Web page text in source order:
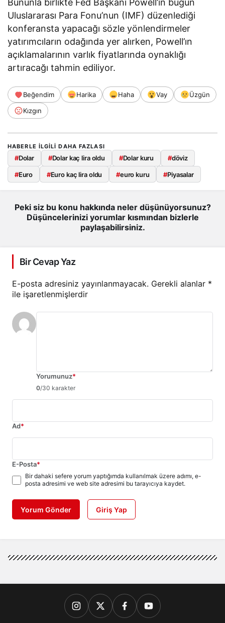
Bununla birlikte Fed Başkanı Powell’ın bugün
Uluslararası Para Fonu’nun (IMF) düzenlediği
konferansta yapacağı sözle yönlendirmeler
yatırımcıların odağında yer alırken, Powell’ın
açıklamalarının varlık fiyatlarında oynaklığı
artıracağı tahmin ediliyor.
Beğendim Harika Haha Vay
Üzgün
Kızgın
HABERLE ILGILI DAHA FAZLASI
#Dolar #Dolar kaç lira oldu #Dolar kuru #döviz
#Euro #Euro kaç lira oldu #euro kuru #Piyasalar
Peki siz bu konu hakkında neler düşünüyorsunuz?
Düşüncelerinizi yorumlar kısmından bizlerle
paylaşabilirsiniz.
Bir Cevap Yaz
E-posta adresiniz yayınlanmayacak. Gerekli alanlar *
ile işaretlenmişlerdir
Yorumunuz*
0/30 karakter
Ad*
E-Posta*
Bir dahaki sefere yorum yaptığımda kullanılmak üzere adımı, e-
posta adresimi ve web site adresimi bu tarayıcıya kaydet.
Yorum Gönder Giriş Yap